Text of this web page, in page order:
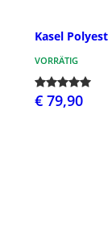
Kasel
VORRÄTIG
€ 79,90